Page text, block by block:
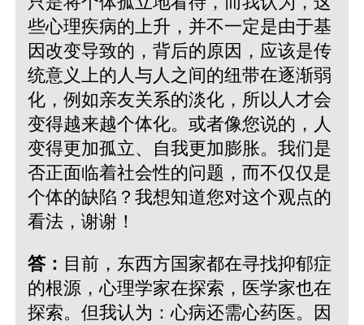
些心理疾病的上升，并不一定是由于基
因改变导致的，背后的原因，应该是传
统意义上的人与人之间的纽带在逐渐弱
化，例如亲友关系的淡化，所以人才会
变得越来越个体化。或者像您说的，人
变得更加孤立、自我更加膨胀。我们是
否正面临着社会性的问题，而不仅仅是
个体的缺陷？我想知道您对这个观点的
看法，谢谢！
答： 目前，东西方国家都在寻找抑郁症
的根源，心理学家在探索，医学家也在
探索。但我认为：心病还需心药医。因